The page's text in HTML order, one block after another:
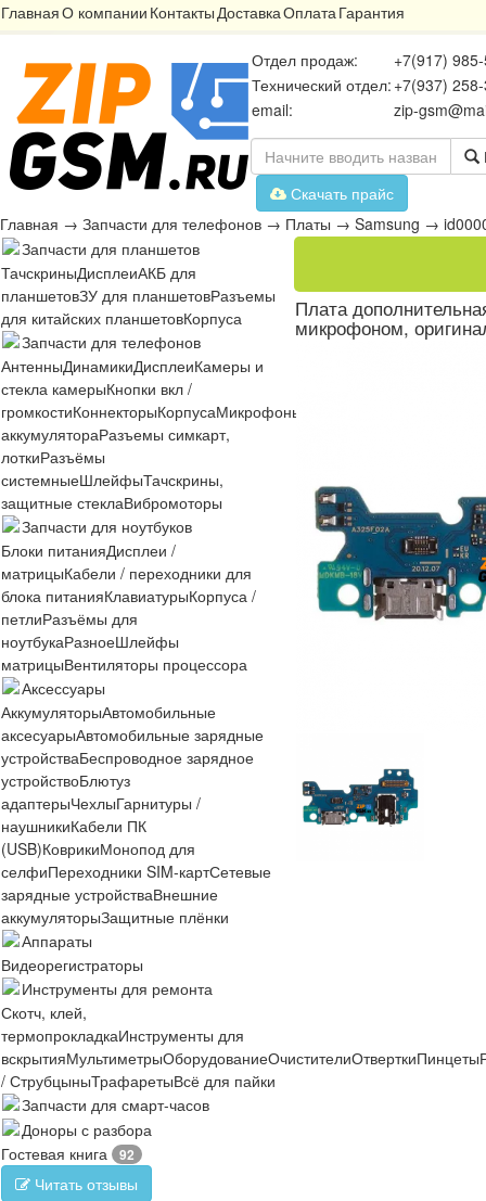
ГлавнаяО компании КонтактыДоставкаОплатаГарантия
Отдел продаж:
+7(917)
Технический отдел: +7(937)
email:
zip-
Скачать прайс
Главная → Запчасти для телефонов → Платы → Samsung →
Запчасти для планшетов
ТачскриныДисплеиАКБ для
планшетовЗУ для планшетовРазъемы
для китайских планшетовКорпуса
Запчасти для телефонов
АнтенныДинамикиДисплеиКамеры и
стекла камерыКнопки вкл /
громкостиКоннекторыКорпусаМикрофоны
аккумулятораРазъемы симкарт,
лоткиРазъёмы
системныеШлейфыТачскрины,
защитные стеклаВибромоторы
Запчасти для ноутбуков
Блоки питанияДисплеи /
матрицыКабели / переходники для
блока питанияКлавиатурыКорпуса /
петлиРазъёмы для
ноутбукаРазноеШлейфы
матрицыВентиляторы процессора
Аксессуары
АккумуляторыАвтомобильные
аксесуарыАвтомобильные зарядные
устройстваБеспроводное зарядное
устройствоБлютуз
адаптерыЧехлыГарнитуры /
наушникиКабели ПК
(USB)КоврикиМонопод для
селфиПереходники SIM-картСетевые
зарядные устройстваВнешние
аккумуляторыЗащитные плёнки
Аппараты
Видеорегистраторы
Инструменты для ремонта
Скотч, клей,
термопрокладкаИнструменты для
вскрытияМультиметрыОборудованиеОчистителиОтверткиПинцеты
/ СтрубцыныТрафаретыВсё для пайки
Запчасти для смарт-часов
Доноры с разбора
Гостевая книга
92
Читать отзывы
Плата
микрофоном,